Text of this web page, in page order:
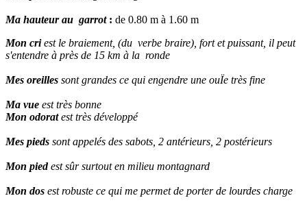
Ma hauteur au garrot : de 0.80 m à 1.60 m
Mon criest le braiement, (du verbe braire), fort et puissant, il peut
s'entendre à près de 15 km à la ronde
Mes oreilles sont grandes ce qui engendre une ouÏe très fine
Ma vue est très bonne
Mon odorat est très développé
Mes pieds sont appelés des sabots, 2 antérieurs, 2 postérieurs
Mon pied est sûr surtout en milieu montagnard
Mon dos est robuste ce qui me permet de porter de lourdes charge